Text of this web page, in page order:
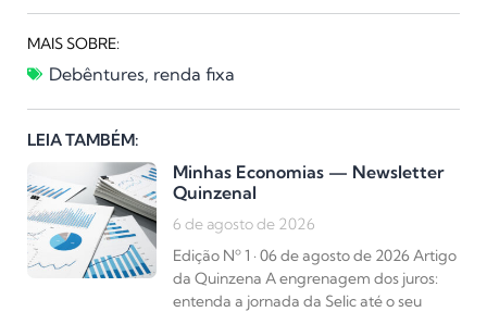
MAIS SOBRE:
Debêntures, renda fixa
LEIA TAMBÉM:
Minhas Economias — Newsletter
Quinzenal
6 de agosto de 2026
Edição Nº 1 · 06 de agosto de 2026 Artigo
da Quinzena A engrenagem dos juros:
entenda a jornada da Selic até o seu